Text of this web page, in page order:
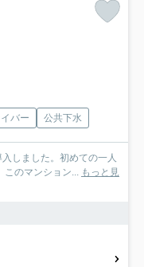
バー 公共下水
しました。初めての一人
このマンション... もっと見